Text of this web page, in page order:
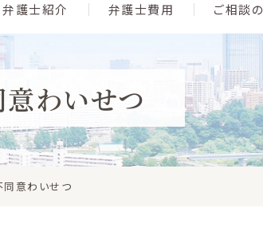
弁護士紹介 弁護士費用 ご相談
わいせつ
同意わいせつ